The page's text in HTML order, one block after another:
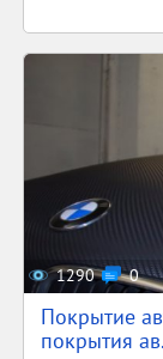
1290 0
Покрытие
покрытия